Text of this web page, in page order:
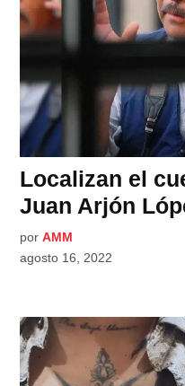
Localizan el
Juan Arjón
por AMM
agosto 16, 2022